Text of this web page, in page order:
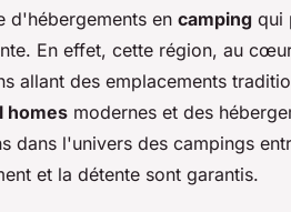
d'hébergements en camping qui
En effet, cette région, au
allant des emplacements
homes modernes et des
dans l'univers des campings
et la détente sont garantis.